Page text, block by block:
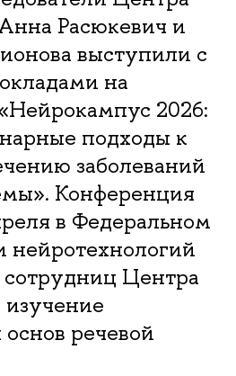
Расюкевич и
выступили с
на
2026:
подходы к
заболеваний
Конференция
в Федеральном
нейротехнологий
Центра
изучение
речевой